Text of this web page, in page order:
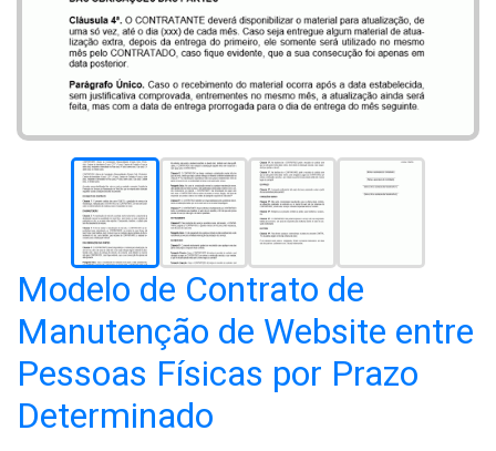
Modelo de Contrato de
Manutenção de Website entre
Pessoas Físicas por Prazo
Determinado